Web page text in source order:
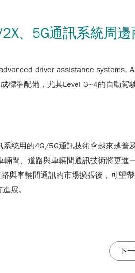
、5G通訊系統周
driver assistance systems,
標準配備，尤其Level 3~4的自動
統用的4G/5G通訊技術會越來越
間、道路與車輛間通訊技術將更
與車輛間通訊的市場擴張後，可
展。
下